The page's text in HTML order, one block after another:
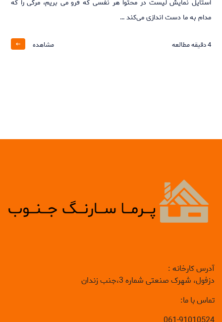
استایل نمایش لیست در محتوا هر نفسی که فرو می‌ بریم، مرگی را که
مدام به ما دست‌ اندازی می‌کند …
4دقیقه مطالعه مشاهده
آدرس کارخانه :
دزفول، شهرک صنعتی شماره 3،جنب زندان
تماس با ما: